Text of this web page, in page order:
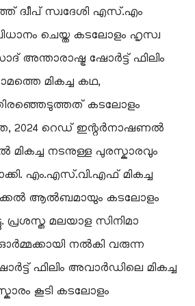
ദ്വീപ് സ്വദേശി എസ്.എം
ചെയ്ത കടലോളം ഹൃസ്വ
അന്താരാഷ്ട്ര ഷോർട്ട് ഫിലിം
മികച്ച കഥ,
കടലോളം
2024 റെഡ് ഇന്റർനാഷണൽ
മികച്ച നടനുള്ള പുരസ്കാരവും
എം.എസ്.വി.എഫ് മികച്ച
ആൽബമായും കടലോളം
പ്രശസ്ത മലയാള സിനിമാ
നൽകി വരുന്ന
ഫിലിം അവാർഡിലെ മികച്ച
കൂടി കടലോളം